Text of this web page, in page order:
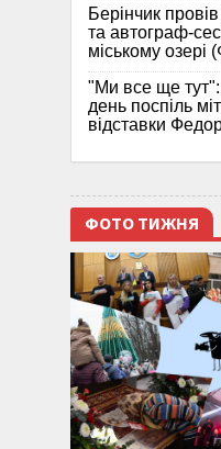
Берінчик
та автограф-
міському
"Ми все ще тут":
день поспіль
відставки
ФОТО ТИЖНЯ